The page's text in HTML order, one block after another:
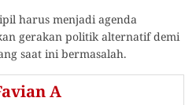
harus menjadi agenda
gerakan politik alternatif demi
saat ini bermasalah.
A